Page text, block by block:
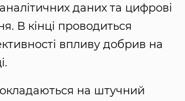
даних та цифрові
В кінці проводиться
впливу добрив на
на штучний